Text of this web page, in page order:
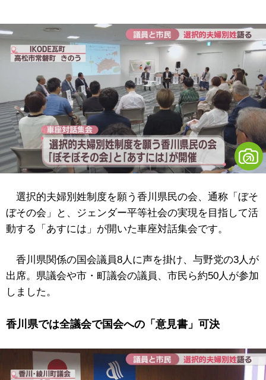
選択的夫婦別姓制度を願う香川県民の会、通称「ぼそ
ぼその会」と、ジェンダー平等社会の実現を目指して活
動する「あすには」が開いた車座対話集会です。
香川県関係の国会議員8人に声を掛け、与野党の3人が
出席。県議会や市・町議会の議員、市民ら約50人が参加
しました。
香川県では全議会で国会への「意見書」可決